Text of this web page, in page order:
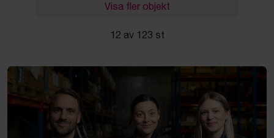
Visa fler objekt
12 av 123 st